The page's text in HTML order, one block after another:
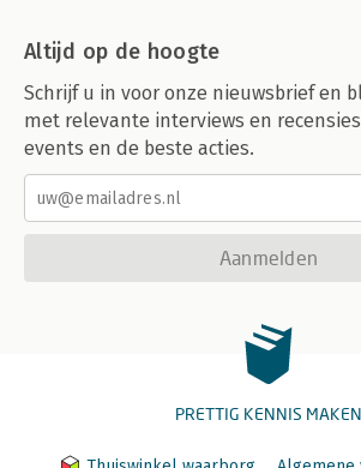
Altijd op de hoogte
Schrijf u in voor onze nieuwsbrief en
met relevante interviews en
events en de beste acties.
Aanmelden
PRETTIG KENNIS MAKEN